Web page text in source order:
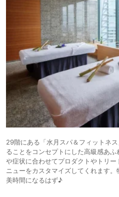
29階にある「水月スパ＆フィットネ
ることをコンセプトにした高級感あ
や症状に合わせてプロダクトやトリ
ニューをカスタマイズしてくれます
美時間になるはず♪